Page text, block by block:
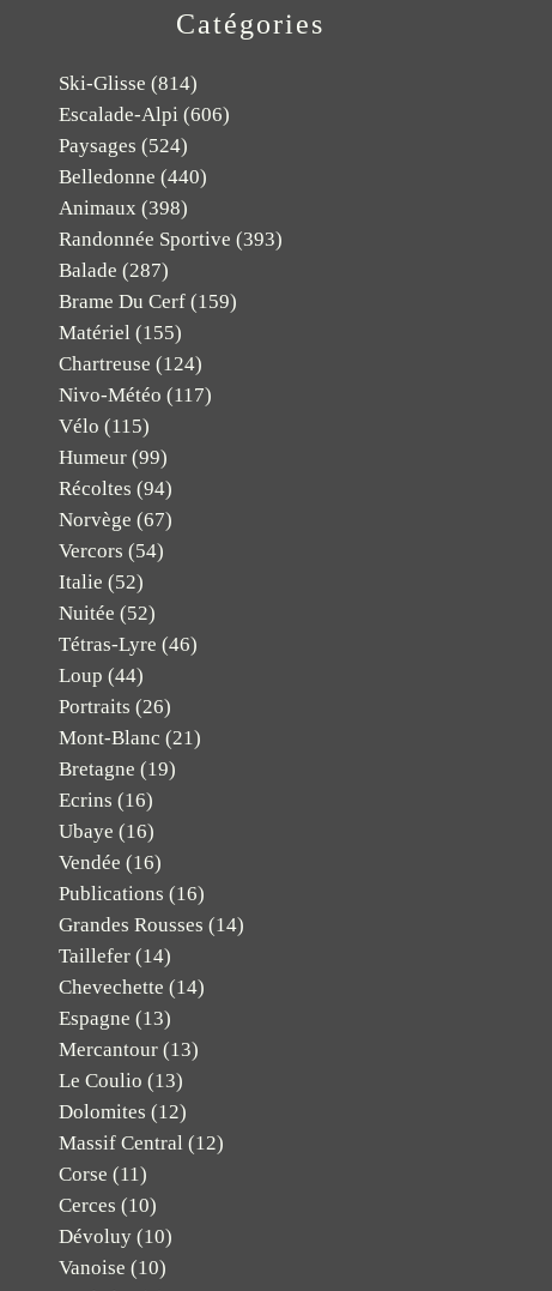
Catégories
Ski-Glisse (814)
Escalade-Alpi (606)
Paysages (524)
Belledonne (440)
Animaux (398)
Randonnée Sportive (393)
Balade (287)
Brame Du Cerf (159)
Matériel (155)
Chartreuse (124)
Nivo-Météo (117)
Vélo (115)
Humeur (99)
Récoltes (94)
Norvège (67)
Vercors (54)
Italie (52)
Nuitée (52)
Tétras-Lyre (46)
Loup (44)
Portraits (26)
Mont-Blanc (21)
Bretagne (19)
Ecrins (16)
Ubaye (16)
Vendée (16)
Publications (16)
Grandes Rousses (14)
Taillefer (14)
Chevechette (14)
Espagne (13)
Mercantour (13)
Le Coulio (13)
Dolomites (12)
Massif Central (12)
Corse (11)
Cerces (10)
Dévoluy (10)
Vanoise (10)